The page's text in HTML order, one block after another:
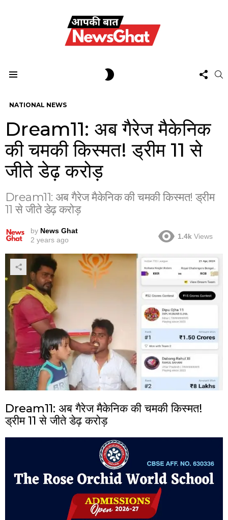
US
NATIONAL NEWS
Dream11: अब गैरेज मैकेनिक
की चमकी किस्मत! ड्रीम 11 से
जीते डेढ़ करोड़
Dream11: अब गैरेज मैकेनिक की चमकी किस्मत! ड्रीम
11 से जीते डेढ़ करोड़
by News Ghat
2 years ago
1.4k Views
Dream11: अब गैरेज मैकेनिक की चमकी किस्मत!
ड्रीम 11 से जीते डेढ़ करोड़